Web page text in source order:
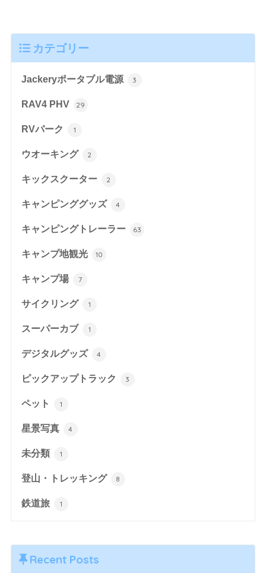
カテゴリー
Jackeryポータブル電源 3
RAV4 PHV 29
RVパーク 1
ウオーキング 2
キックスクーター 2
キャンピンググッズ 4
キャンピングトレーラー 63
キャンプ地観光 10
キャンプ場 7
サイクリング 1
スーパーカブ 1
デジタルグッズ 4
ピックアップトラック 3
ペット 1
星景写真 4
未分類 1
登山・トレッキング 8
鉄道旅 1
Recent Posts